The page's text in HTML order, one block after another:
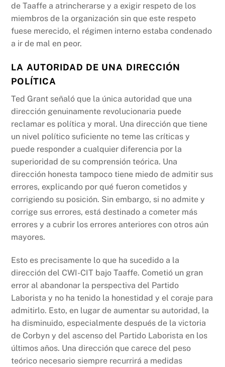
de Taaffe a atrincherarse y a exigir respeto de los
miembros de la organización sin que este respeto
fuese merecido, el régimen interno estaba condenado
a ir de mal en peor.
LA AUTORIDAD DE UNA DIRECCIÓN
POLÍTICA
Ted Grant señaló que la única autoridad que una
dirección genuinamente revolucionaria puede
reclamar es política y moral. Una dirección que tiene
un nivel político suficiente no teme las críticas y
puede responder a cualquier diferencia por la
superioridad de su comprensión teórica. Una
dirección honesta tampoco tiene miedo de admitir sus
errores, explicando por qué fueron cometidos y
corrigiendo su posición. Sin embargo, si no admite y
corrige sus errores, está destinado a cometer más
errores y a cubrir los errores anteriores con otros aún
mayores.
Esto es precisamente lo que ha sucedido a la
dirección del CWI-CIT bajo Taaffe. Cometió un gran
error al abandonar la perspectiva del Partido
Laborista y no ha tenido la honestidad y el coraje para
admitirlo. Esto, en lugar de aumentar su autoridad, la
ha disminuido, especialmente después de la victoria
de Corbyn y del ascenso del Partido Laborista en los
últimos años. Una dirección que carece del peso
teórico necesario siempre recurrirá a medidas